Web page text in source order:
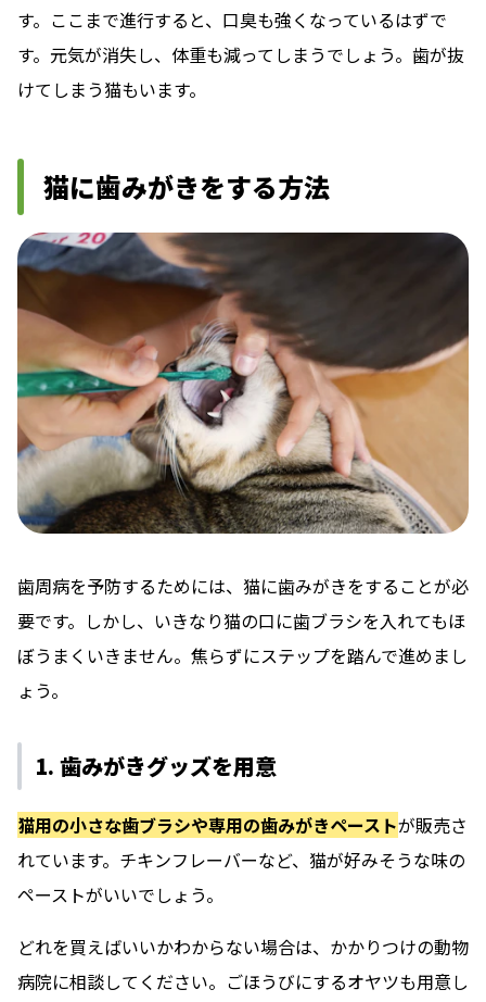
す。ここまで進行すると、口臭も強くなっているはずで
す。元気が消失し、体重も減ってしまうでしょう。歯が抜
けてしまう猫もいます。
猫に歯みがきをする方法
歯周病を予防するためには、猫に歯みがきをすることが必
要です。しかし、いきなり猫の口に歯ブラシを入れてもほ
ぼうまくいきません。焦らずにステップを踏んで進めまし
ょう。
1. 歯みがきグッズを用意
猫用の小さな歯ブラシや専用の歯みがきペーストが販売さ
れています。チキンフレーバーなど、猫が好みそうな味の
ペーストがいいでしょう。
どれを買えばいいかわからない場合は、かかりつけの動物
病院に相談してください。ごほうびにするオヤツも用意し